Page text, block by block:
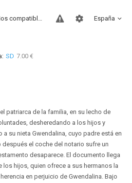
España
Sitios compatibles
SD 7.00 €
patriarca de la familia, en su lecho de
desheredando a los hijos y
su nieta Gwendalina, cuyo padre está en
el coche del notario sufre un
desaparece. El documento llega
los hijos, quien ofrece a sus hermanos la
en perjuicio de Gwendalina. Bajo